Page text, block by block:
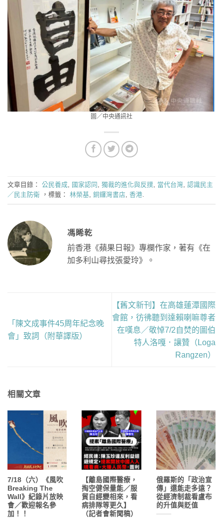
圖／中央通訊社
文章目錄： 公民養成 國家認同 獨裁的進化與反撲 當代台灣 認識民主
／民主防衛 ，標籤： 林榮基 銅鑼灣書店 香港
馮睎乾
前香港《蘋果日報》專欄作家，著有《在
加多利山尋找張愛玲》。
「陳文成事件45周年紀念晚
會」致詞（附華譯版）
【舊文新刊】在高雄蓮潭國際
會館，彷彿聽到達賴喇嘛尊者
在嘆息／敬悼7/2自焚的圖伯
特人洛嘎．讓贊（Loga
Rangzen）
相關文章
7/18（六）《風吹
Breaking The
Wall》紀錄片放映
會／歡迎報名參
加！！
【離島國際醫療，
掏空健保量能／服
貿自經變相來，看
病排隊等更久】
（記者會新聞稿）
俄羅斯的「政治宣
傳」還能走多遠？
從經濟制裁看盧布
的升值與貶值